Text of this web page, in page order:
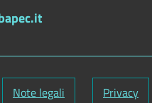
Note legali Privacy